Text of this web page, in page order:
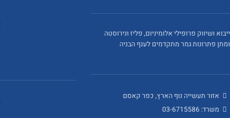
ייבוא ושיווק פרופילי אלומיניום, פליז ונירוסטה
ומתן פתרונות גמר מתקדמים לענף הבניה
אזור תעשייה נוף הארץ, כפר קאסם
משרד: 03-6715586